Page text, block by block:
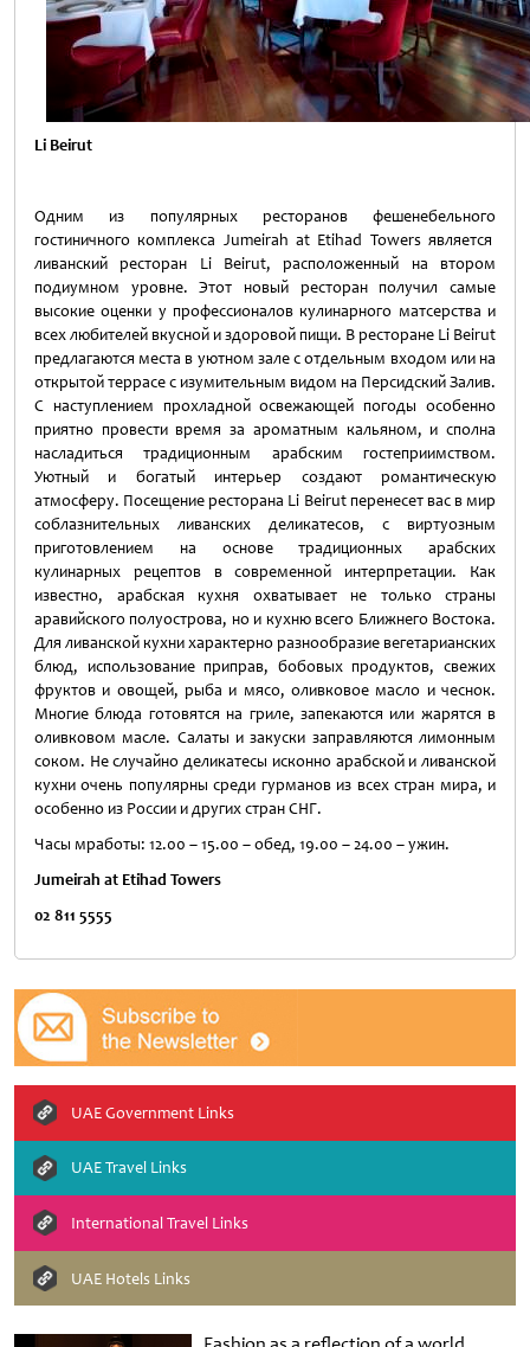
Li Beirut
Одним из популярных ресторанов фешенебельного
гостиничного комплекса Jumeirah at Etihad Towers является
ливанский ресторан Li Beirut, расположенный на втором
подиумном уровне. Этот новый ресторан получил самые
высокие оценки у профессионалов кулинарного матсерства и
всех любителей вкусной и здоровой пищи. В ресторане Li Beirut
предлагаются места в уютном зале с отдельным входом или на
открытой террасе с изумительным видом на Персидский Залив.
C наступлением прохладной освежающей погоды особенно
приятно провести время за ароматным кальяном, и сполна
насладиться традиционным арабским гостеприимством.
Уютный и богатый интерьер создают романтическую
атмосферу. Посещение ресторана Li Beirut перенесет вас в мир
соблазнительных ливанских деликатесов, с виртуозным
приготовлением на основе традиционных арабских
кулинарных рецептов в современной интерпретации. Как
известно, арабская кухня охватывает не только страны
аравийского полуострова, но и кухню всего Ближнего Востока.
Для ливанской кухни характерно разнообразие вегетарианских
блюд, использование приправ, бобовых продуктов, свежих
фруктов и овощей, рыба и мясо, оливковое масло и чеснок.
Многие блюда готовятся на гриле, запекаются или жарятся в
оливковом масле. Салаты и закуски заправляются лимонным
соком. Не случайно деликатесы исконно арабской и ливанской
кухни очень популярны среди гурманов из всех стран мира, и
особенно из России и других стран СНГ.
Часы мработы: 12.00 – 15.00 – обед, 19.00 – 24.00 – ужин.
Jumeirah at Etihad Towers
02 811 5555
UAE Government Links
UAE Travel Links
International Travel Links
UAE Hotels Links